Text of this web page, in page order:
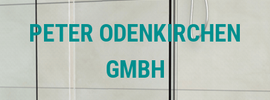
PETER ODENKIRCHEN
GMBH